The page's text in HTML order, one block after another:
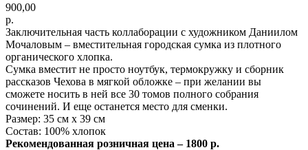
900,00
р.
Заключительная часть коллаборации с художником Даниилом
Мочаловым – вместительная городская сумка из плотного
органического хлопка.
Сумка вместит не просто ноутбук, термокружку и сборник
рассказов Чехова в мягкой обложке – при желании вы
сможете носить в ней все 30 томов полного собрания
сочинений. И еще останется место для сменки.
Размер: 35 см х 39 см
Состав: 100% хлопок
Рекомендованная розничная цена – 1800 р.